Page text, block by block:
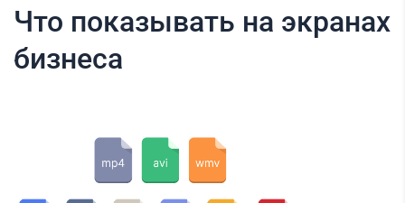
Что показывать на экранах
бизнеса